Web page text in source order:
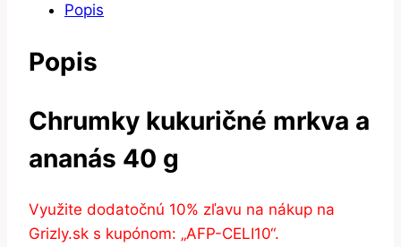
Popis
Popis
Chrumky kukuričné mrkva a
ananás 40 g
Využite dodatočnú 10% zľavu na nákup na
Grizly.sk s kupónom: „AFP-CELI10“.